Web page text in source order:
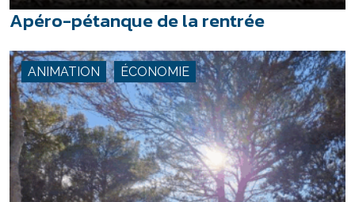
Apéro-pétanque de la rentrée
ANIMATION ÉCONOMIE